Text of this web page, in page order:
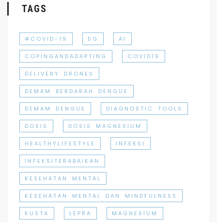
TAGS
#COVID-19 5G AI
COPINGANDADAPTING COVID19
DELIVERY DRONES
DEMAM BERDARAH DENGUE
DEMAM DENGUE DIAGNOSTIC TOOLS
DOSIS DOSIS MAGNESIUM
HEALTHYLIFESTYLE INFEKSI
INFEKSITERABAIKAN
KESEHATAN MENTAL
KESEHATAN MENTAL DAN MINDFULNESS
KUSTA LEPRA MAGNESIUM